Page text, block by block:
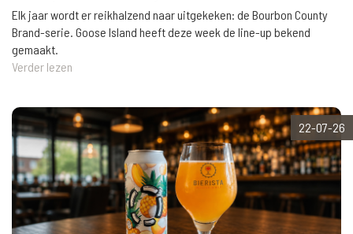
Elk jaar wordt er reikhalzend naar uitgekeken: de Bourbon County
Brand-serie. Goose Island heeft deze week de line-up bekend
gemaakt.
Verder lezen
22-07-26